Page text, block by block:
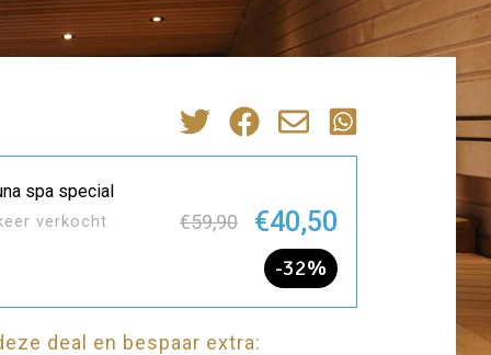
spa special
verkocht €59,90 €40,50
-32%
deal en bespaar extra: